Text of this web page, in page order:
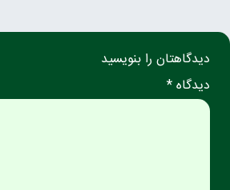
دیدگاهتان را بنویسید
دیدگاه *